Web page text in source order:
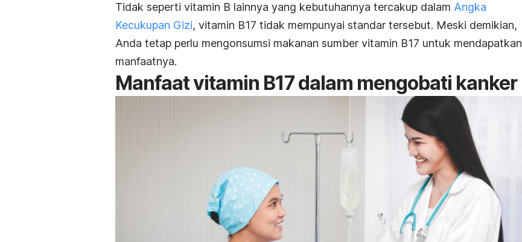
Tidak seperti vitamin B lainnya yang kebutuhannya tercakup dalam Angka
Kecukupan Gizi, vitamin B17 tidak mempunyai standar tersebut. Meski demikian,
Anda tetap perlu mengonsumsi makanan sumber vitamin B17 untuk mendapatkan
manfaatnya.
Manfaat vitamin B17 dalam mengobati kanker